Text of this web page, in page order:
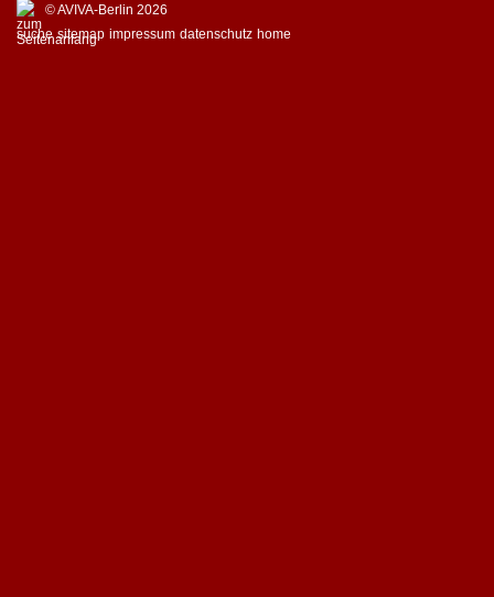
© AVIVA-Berlin 2026
suche sitemap impressum datenschutz home